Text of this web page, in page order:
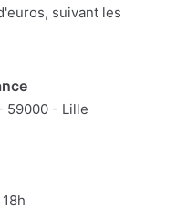
suivant les
59000 - Lille